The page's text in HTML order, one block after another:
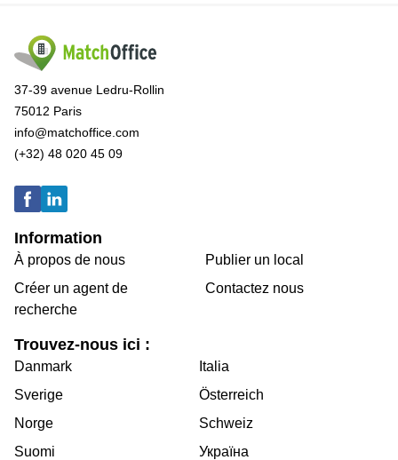
37-39 avenue Ledru-Rollin
75012 Paris
info@matchoffice.com
(+32) 48 020 45 09
Information
À propos de nous
Créer un agent de
recherche
Publier un local
Contactez nous
Trouvez-nous ici :
Danmark
Sverige
Norge
Suomi
Italia
Österreich
Schweiz
Україна